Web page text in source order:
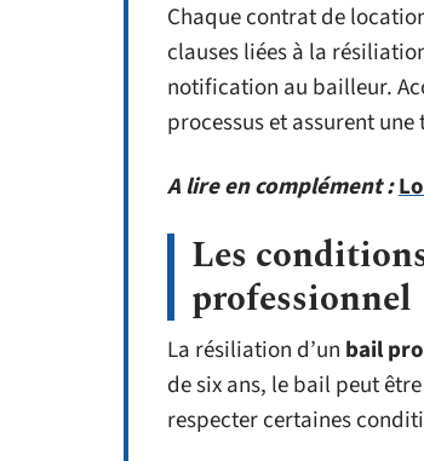
Chaque contrat de
clauses liées à la
notification au bailleur.
processus et assurent
A lire en complément :
Les
professionnel
La résiliation d’un bail
de six ans, le bail peut
respecter certaines